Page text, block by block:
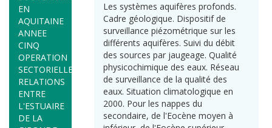
EN
AQUITAINE
ANNEE
CINQ
OPERATION
SECTORIELLE
RELATIONS
ENTRE
L'ESTUAIRE
DE LA
Les systèmes aquifères profonds.
Cadre géologique. Dispositif de
surveillance piézométrique sur les
différents aquifères. Suivi du débit
des sources par jaugeage. Qualité
physicochimique des eaux. Réseau
de surveillance de la qualité des
eaux. Situation climatologique en
2000. Pour les nappes du
secondaire, de l'Eocène moyen à